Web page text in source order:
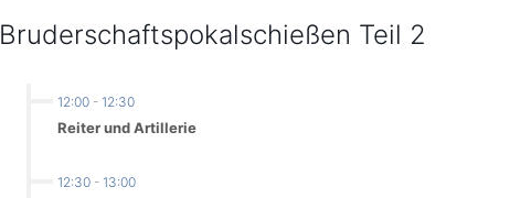
Bruderschaftspokalschießen Teil 2
12:00- 12:30
Reiter und Artillerie
12:30- 13:00